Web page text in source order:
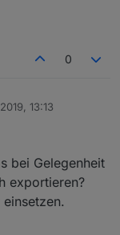
0
13:13
bei Gelegenheit
exportieren?